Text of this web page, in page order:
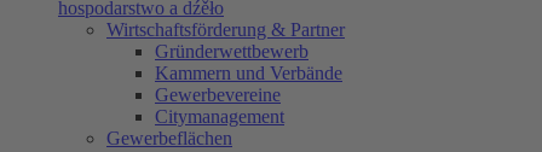
hospodarstwo a dźěło
Wirtschaftsförderung & Partner
Gründerwettbewerb
Kammern und Verbände
Gewerbevereine
Citymanagement
Gewerbeflächen